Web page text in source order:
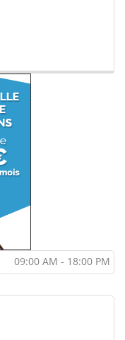
09:00 AM - 18:00 PM